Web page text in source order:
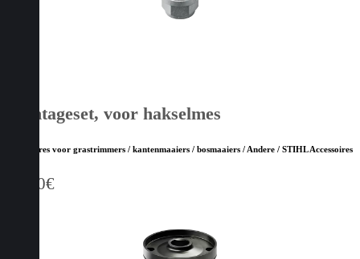
Montageset, voor hakselmes
Accessoires voor grastrimmers / kantenmaaiers / bosmaaiers / Andere / STIHL Accessoires
13,30€